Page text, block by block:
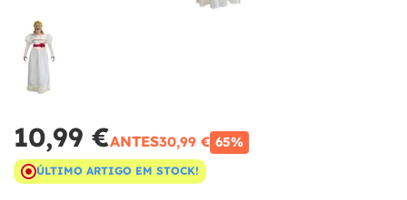
10,99 €ANTES30,99 € 65%
ÚLTIMO ARTIGO EM STOCK!